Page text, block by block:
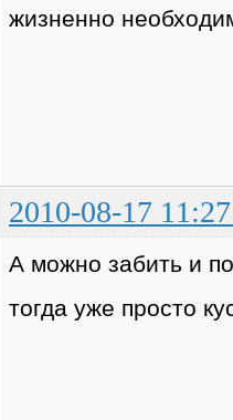
жизненно
2010-08-17
А можно забить и
тогда уже просто